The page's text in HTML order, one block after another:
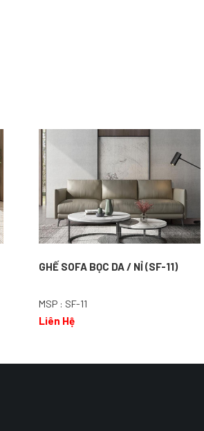
GHẾ SOFA BỌC DA / NỈ (SF-11)
MSP : SF-11
Liên Hệ